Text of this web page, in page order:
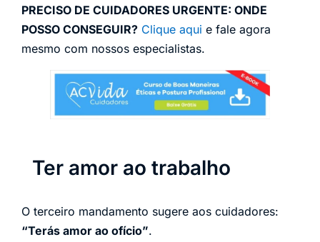
PRECISO DE CUIDADORES URGENTE: ONDE
POSSO CONSEGUIR? Clique aqui e fale agora
mesmo com nossos especialistas.
Ter amor ao trabalho
O terceiro mandamento sugere aos cuidadores:
“Terás amor ao ofício”.